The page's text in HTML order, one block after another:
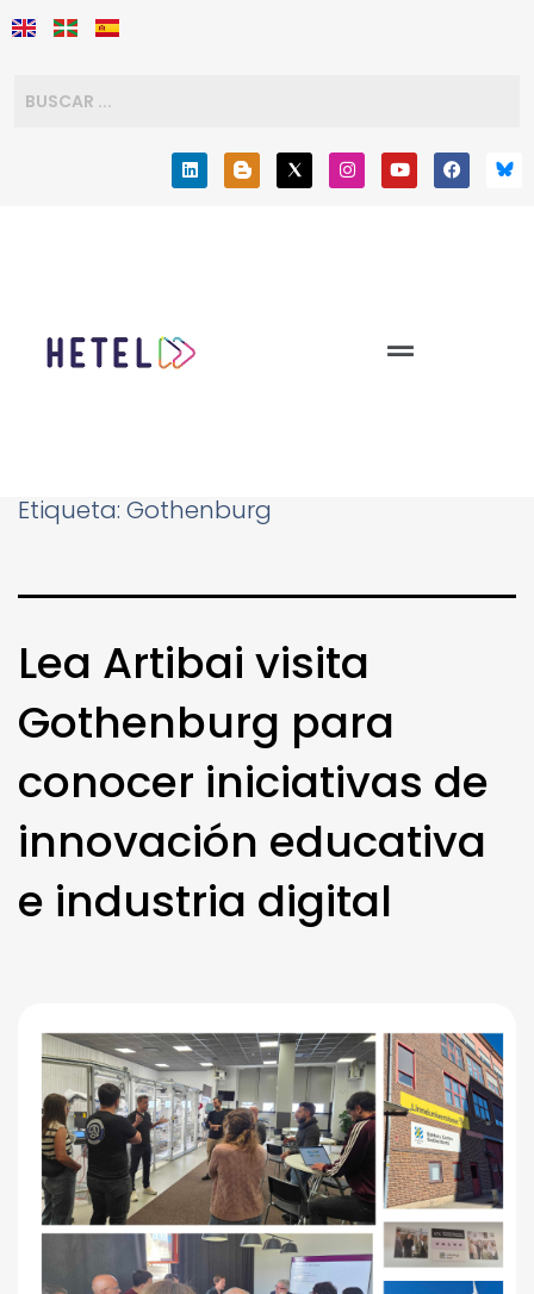
Etiqueta: Gothenburg
Lea Artibai visita
Gothenburg para
conocer iniciativas de
innovación educativa
e industria digital